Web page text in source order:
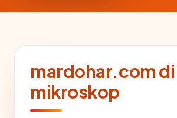
mardohar.com
mikroskop